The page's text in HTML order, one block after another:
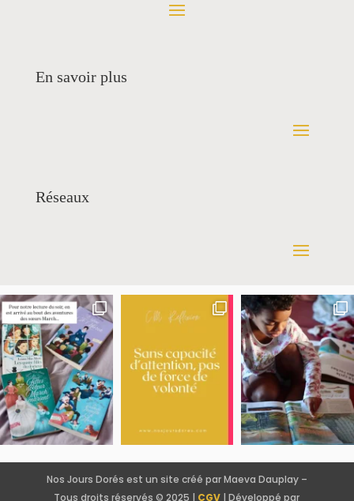
En savoir plus
Réseaux
Nos Jours Dorés est un site créé par Maeva Dauplay –
Tous droits réservés © 2025 | CGV | Développé par